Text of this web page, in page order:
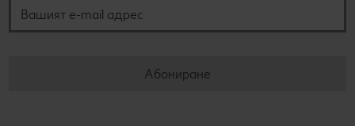
Абониране